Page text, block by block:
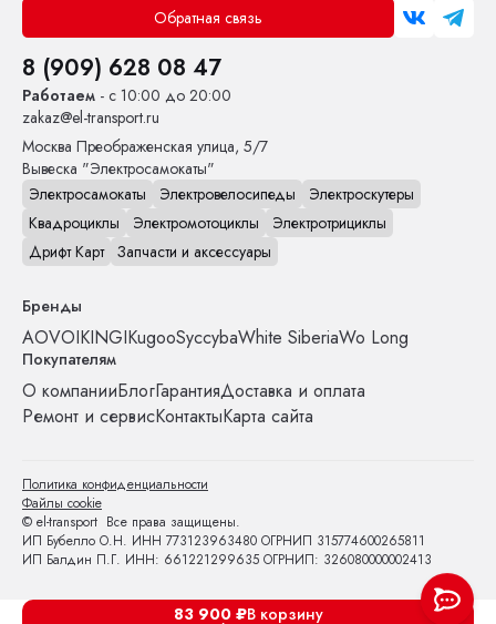
83 900 ₽В корзину
Обратная связь
8 (909) 628 08 47
Работаем - с 10:00 до 20:00
zakaz@el-transport.ru
Москва Преображенская улица, 5/7
Вывеска "Электросамокаты"
Электросамокаты
Электровелосипеды
Электроскутеры
Квадроциклы
Электромотоциклы
Электротрициклы
Дрифт Карт Запчасти и аксессуары
Бренды
AOVOIKINGIKugooSyccybaWhite SiberiaWo Long
Покупателям
О компанииБлогГарантияДоставка и оплата
Ремонт и сервисКонтактыКарта сайта
© el-transport Все права защищены.
ИП Бубелло О.Н. ИНН 773123963480 ОГРНИП 315774600265811
ИП Балдин П.Г. ИНН: 661221299635 ОГРНИП: 326080000002413
Политика конфиденциальности
Файлы cookie